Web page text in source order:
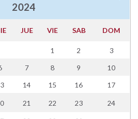
2024
JUE VIE SAB DOM
1 2 3
7 8 9 10
14 15 16 17
21 22 23 24